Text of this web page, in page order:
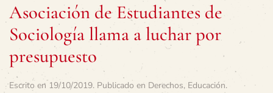
Asociación de Estudiantes de
Sociología llama a luchar por
presupuesto
Escrito en 19/10/2019. Publicado en Derechos, Educación.